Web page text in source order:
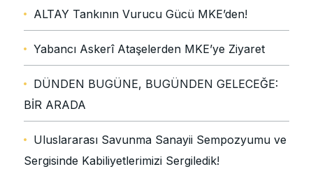
ALTAY Tankının Vurucu Gücü MKE’den!
Yabancı Askerî Ataşelerden MKE’ye Ziyaret
DÜNDEN BUGÜNE, BUGÜNDEN GELECEĞE:
BİR ARADA
Uluslararası Savunma Sanayii Sempozyumu ve
Sergisinde Kabiliyetlerimizi Sergiledik!